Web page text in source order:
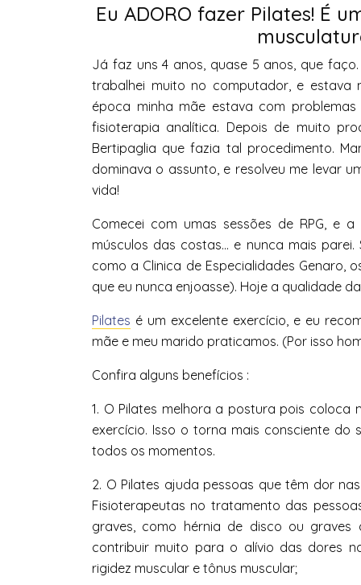
Eu ADORO fazer Pilates! É
Já faz uns 4 anos, quase 5 anos, que
trabalhei muito no computador, e estava
época minha mãe estava com
fisioterapia analítica. Depois de muito
Bertipaglia que fazia tal procedimento.
dominava o assunto, e resolveu me levar
vida!
Comecei com umas sessões de RPG, e
músculos das costas… e nunca mais
como a Clinica de Especialidades Genaro,
que eu nunca enjoasse). Hoje a qualidade
Pilates é um excelente exercício, e eu
mãe e meu marido praticamos. (Por isso
Confira alguns benefícios :
1. O Pilates melhora a postura pois
exercício. Isso o torna mais consciente
todos os momentos.
2. O Pilates ajuda pessoas que têm dor
Fisioterapeutas no tratamento das
graves, como hérnia de disco ou graves
contribuir muito para o alívio das dores
rigidez muscular e tônus muscular;